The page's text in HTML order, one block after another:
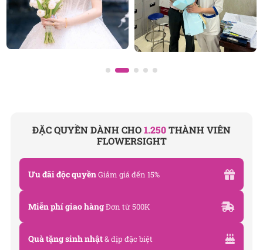
Đánh giá product này
ĐẶC QUYỀN DÀNH CHO1.250THÀNH VIÊN
FLOWERSIGHT
Ưu đãi độc quyềnGiảm giá đến 15%
Miễn phí giao hàngĐơn từ 500K
Quà tặng sinh nhật& dịp đặc biệt